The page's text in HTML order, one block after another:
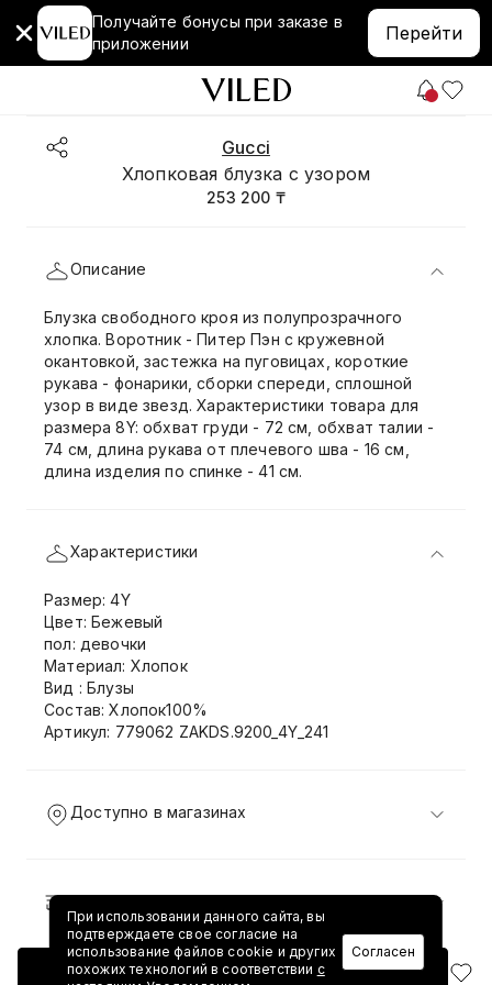
Получайте бонусы при заказе в
приложении
Перейти
Gucci
Хлопковая блузка с узором
253 200 ₸
Добавить в корзину
Описание
Блузка свободного кроя из полупрозрачного
хлопка. Воротник - Питер Пэн с кружевной
окантовкой, застежка на пуговицах, короткие
рукава - фонарики, сборки спереди, сплошной
узор в виде звезд. Характеристики товара для
размера 8Y: обхват груди - 72 см, обхват талии -
74 см, длина рукава от плечевого шва - 16 см,
длина изделия по спинке - 41 см.
Характеристики
Размер: 4Y
Цвет: Бежевый
пол: девочки
Материал: Хлопок
Вид : Блузы
Состав: Хлопок100%
Артикул: 779062 ZAKDS.9200_4Y_241
Доступно в магазинах
Доставка и возврат
При использовании данного сайта, вы
подтверждаете свое согласие на
использование файлов cookie и других
похожих технологий в соответствии с
Согласен